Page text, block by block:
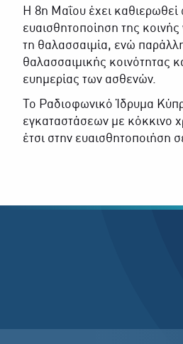
Η 8η Μαΐου έχει
ευαισθητοποίηση της
τη θαλασσαιμία, ενώ
θαλασσαιμικής κοινότητας
ευημερίας των ασθενών.
Το Ραδιοφωνικό Ίδρυμα
εγκαταστάσεων με κόκκινο
έτσι στην ευαισθητοποιήση